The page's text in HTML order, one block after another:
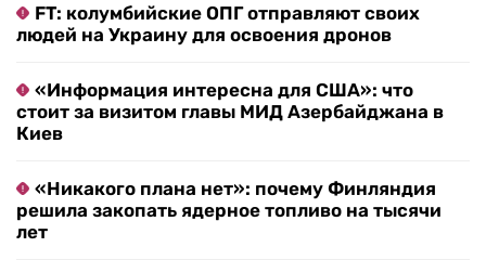
FT: колумбийские ОПГ отправляют своих
людей на Украину для освоения дронов
«Информация интересна для США»: что
стоит за визитом главы МИД Азербайджана в
Киев
«Никакого плана нет»: почему Финляндия
решила закопать ядерное топливо на тысячи
лет